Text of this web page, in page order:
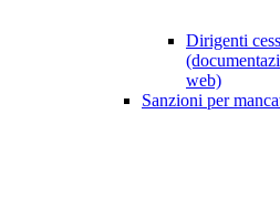
Dirigenti
web)
Sanzioni per